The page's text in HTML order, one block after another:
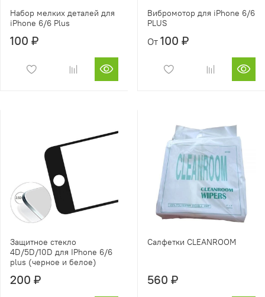
Набор мелких деталей для
iPhone 6/6 Plus
100 ₽
Вибромотор для iPhone 6/6
PLUS
От 100 ₽
Защитное стекло
4D/5D/10D для IPhone 6/6
plus (черное и белое)
200 ₽
Салфетки CLEANROOM
560 ₽